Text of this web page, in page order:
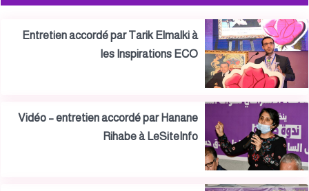
Entretien accordé par Tarik Elmalki à
les Inspirations ECO
Vidéo – entretien accordé par Hanane
Rihabe à LeSiteInfo